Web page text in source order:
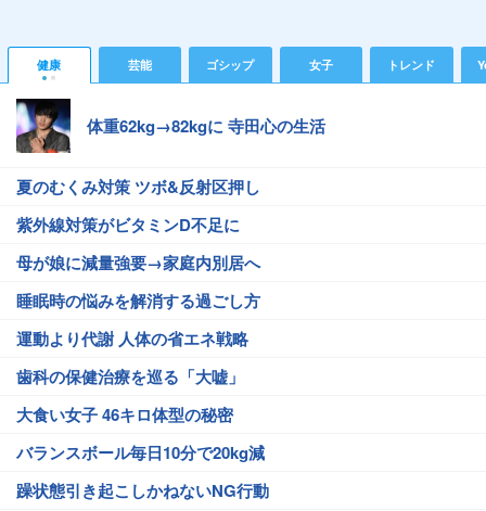
健康 芸能 ゴシップ 女子 トレンド
体重62kg→82kgに 寺田心の生活
夏のむくみ対策 ツボ&反射区押し
紫外線対策がビタミンD不足に
母が娘に減量強要→家庭内別居へ
睡眠時の悩みを解消する過ごし方
運動より代謝 人体の省エネ戦略
歯科の保健治療を巡る「大嘘」
大食い女子 46キロ体型の秘密
バランスボール毎日10分で20kg減
躁状態引き起こしかねないNG行動